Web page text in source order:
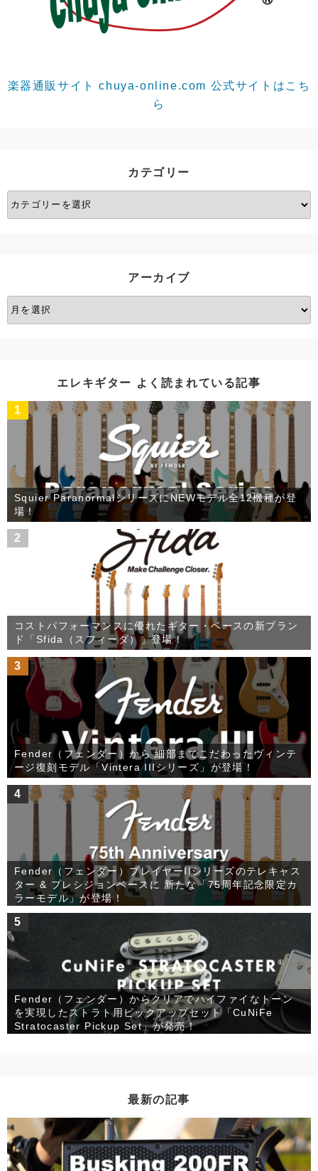
楽器通販サイト chuya-online.com 公式サイトはこち
ら
カテゴリー
カ
テ
アーカイブ
ア
ー
エレキギター よく読まれている記事
1
Squier ParanormalシリーズにNEWモデル全12機種が登
場！
2
コストパフォーマンスに優れたギター・ベースの新ブラン
ド「Sfida（スフィーダ）」登場！
3
Fender（フェンダー）から 細部までこだわったヴィンテ
ージ復刻モデル「Vintera IIIシリーズ」が登場！
4
Fender（フェンダー）プレイヤーIIシリーズのテレキャス
ター & プレシジョンベースに 新たな「75周年記念限定カ
ラーモデル」が登場！
5
Fender（フェンダー）からクリアでハイファイなトーン
を実現したストラト用ピックアップセット「CuNiFe
Stratocaster Pickup Set」が発売！
最新の記事